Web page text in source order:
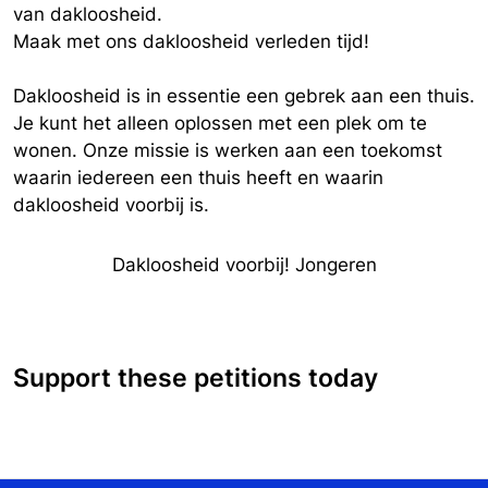
van dakloosheid.
Maak met ons dakloosheid verleden tijd!
Dakloosheid is in essentie een gebrek aan een thuis.
Je kunt het alleen oplossen met een plek om te
wonen. Onze missie is werken aan een toekomst
waarin iedereen een thuis heeft en waarin
dakloosheid voorbij is.
Dakloosheid voorbij! Jongeren
Support these petitions today